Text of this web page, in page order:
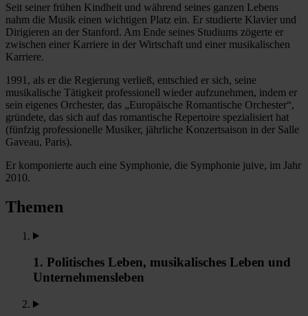
Seit seiner frühen Kindheit und während seines ganzen Lebens
nahm die Musik einen wichtigen Platz ein. Er studierte Klavier und
Dirigieren an der Stanford. Am Ende seines Studiums zögerte er
zwischen einer Karriere in der Wirtschaft und einer musikalischen
Karriere.
1991, als er die Regierung verließ, entschied er sich, seine
musikalische Tätigkeit professionell wieder aufzunehmen, indem er
sein eigenes Orchester, das „Europäische Romantische Orchester“,
gründete, das sich auf das romantische Repertoire spezialisiert hat
(fünfzig professionelle Musiker, jährliche Konzertsaison in der Salle
Gaveau, Paris).
Er komponierte auch eine Symphonie, die Symphonie juive, im Jahr
2010.
Themen
1. Politisches Leben, musikalisches Leben und
Unternehmensleben